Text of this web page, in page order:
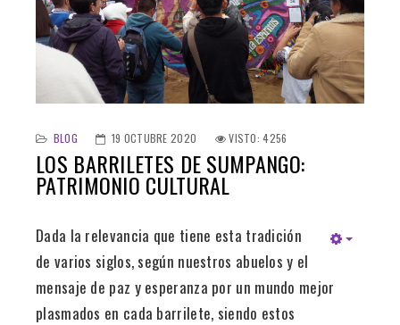
BLOG 19 OCTUBRE 2020 VISTO: 4256
LOS BARRILETES DE SUMPANGO:
PATRIMONIO CULTURAL
Dada la relevancia que tiene esta tradición
de varios siglos, según nuestros abuelos y el
mensaje de paz y esperanza por un mundo mejor
plasmados en cada barrilete, siendo estos